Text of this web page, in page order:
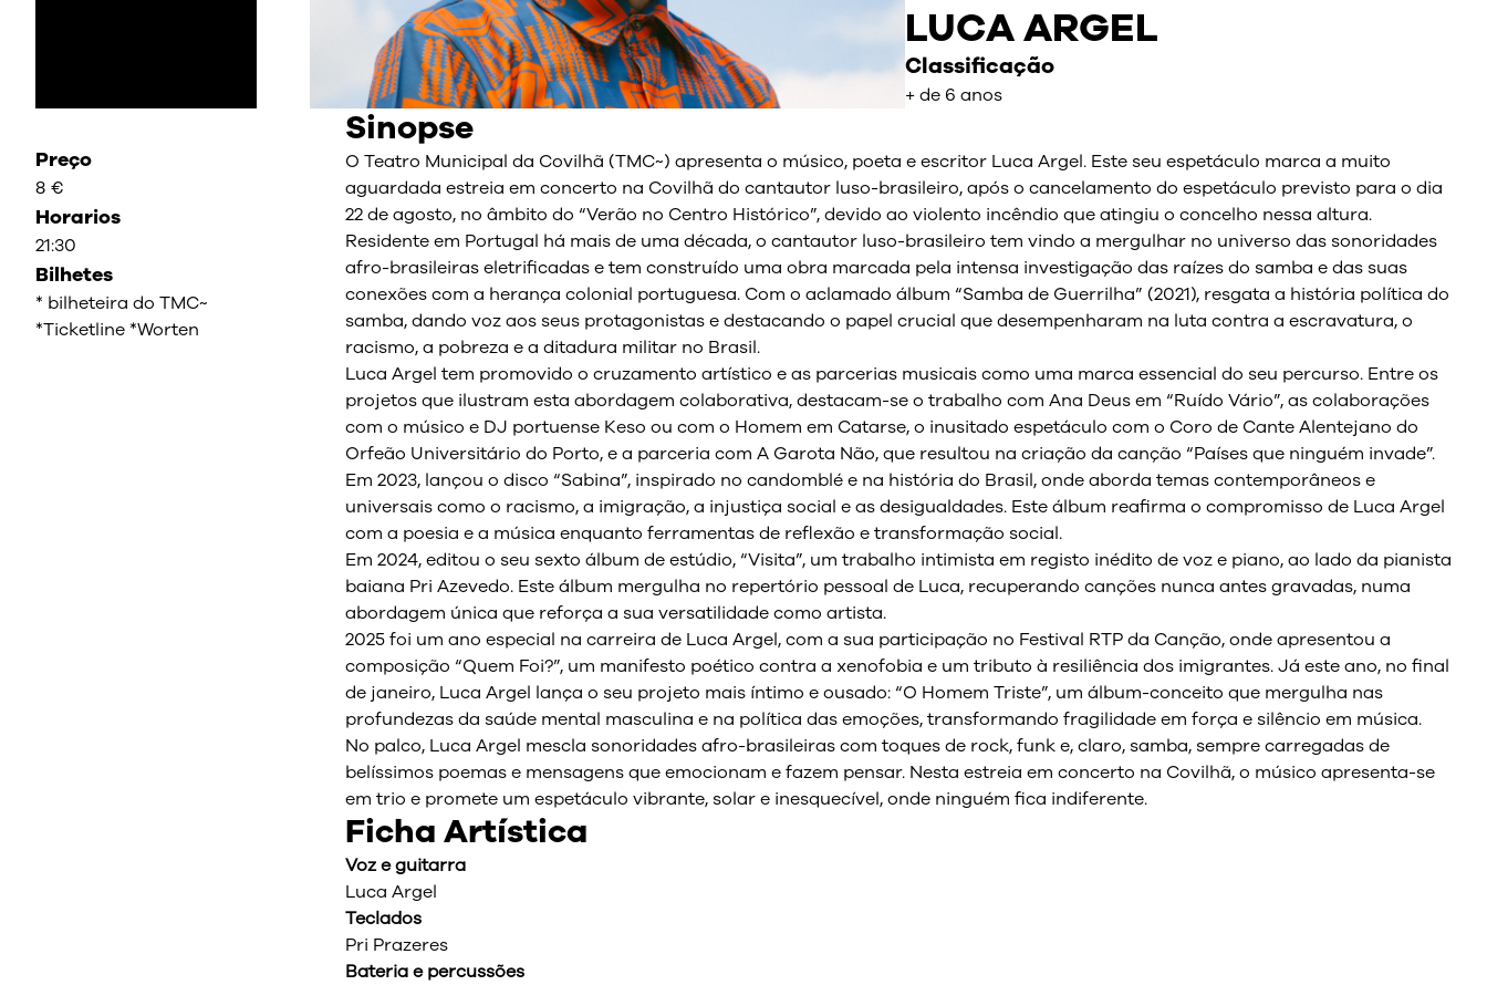
Preço
8 €
Horarios
21:30
Bilhetes
* bilheteira do TMC~
*Ticketline *Worten
LUCA ARGEL
Classificação
+ de 6 anos
Sinopse
O Teatro Municipal da Covilhã (TMC~) apresenta o músico, poeta e escritor Luca Argel. Este seu espetáculo marca a muito
aguardada estreia em concerto na Covilhã do cantautor luso-brasileiro, após o cancelamento do espetáculo previsto para o dia
22 de agosto, no âmbito do “Verão no Centro Histórico”, devido ao violento incêndio que atingiu o concelho nessa altura.
Residente em Portugal há mais de uma década, o cantautor luso-brasileiro tem vindo a mergulhar no universo das sonoridades
afro-brasileiras eletrificadas e tem construído uma obra marcada pela intensa investigação das raízes do samba e das suas
conexões com a herança colonial portuguesa. Com o aclamado álbum “Samba de Guerrilha” (2021), resgata a história política do
samba, dando voz aos seus protagonistas e destacando o papel crucial que desempenharam na luta contra a escravatura, o
racismo, a pobreza e a ditadura militar no Brasil.
Luca Argel tem promovido o cruzamento artístico e as parcerias musicais como uma marca essencial do seu percurso. Entre os
projetos que ilustram esta abordagem colaborativa, destacam-se o trabalho com Ana Deus em “Ruído Vário”, as colaborações
com o músico e DJ portuense Keso ou com o Homem em Catarse, o inusitado espetáculo com o Coro de Cante Alentejano do
Orfeão Universitário do Porto, e a parceria com A Garota Não, que resultou na criação da canção “Países que ninguém invade”.
Em 2023, lançou o disco “Sabina”, inspirado no candomblé e na história do Brasil, onde aborda temas contemporâneos e
universais como o racismo, a imigração, a injustiça social e as desigualdades. Este álbum reafirma o compromisso de Luca Argel
com a poesia e a música enquanto ferramentas de reflexão e transformação social.
Em 2024, editou o seu sexto álbum de estúdio, “Visita”, um trabalho intimista em registo inédito de voz e piano, ao lado da pianista
baiana Pri Azevedo. Este álbum mergulha no repertório pessoal de Luca, recuperando canções nunca antes gravadas, numa
abordagem única que reforça a sua versatilidade como artista.
2025 foi um ano especial na carreira de Luca Argel, com a sua participação no Festival RTP da Canção, onde apresentou a
composição “Quem Foi?”, um manifesto poético contra a xenofobia e um tributo à resiliência dos imigrantes. Já este ano, no final
de janeiro, Luca Argel lança o seu projeto mais íntimo e ousado: “O Homem Triste”, um álbum-conceito que mergulha nas
profundezas da saúde mental masculina e na política das emoções, transformando fragilidade em força e silêncio em música.
No palco, Luca Argel mescla sonoridades afro-brasileiras com toques de rock, funk e, claro, samba, sempre carregadas de
belíssimos poemas e mensagens que emocionam e fazem pensar. Nesta estreia em concerto na Covilhã, o músico apresenta-se
em trio e promete um espetáculo vibrante, solar e inesquecível, onde ninguém fica indiferente.
Ficha Artística
Voz e guitarra
Luca Argel
Teclados
Pri Prazeres
Bateria e percussões